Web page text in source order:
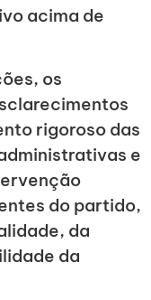
acima de
os
rigoroso das
e
do partido,
da
da